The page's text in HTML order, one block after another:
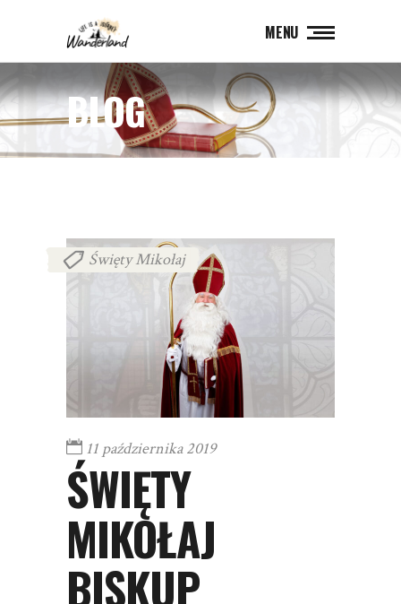
MENU
BLOG
Święty Mikołaj
11 października 2019
ŚWIĘTY
MIKOŁAJ
BISKUP